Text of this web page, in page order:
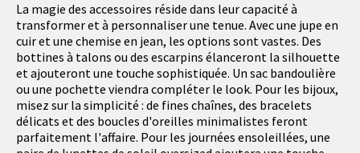
La magie des accessoires réside dans leur capacité à
transformer et à personnaliser une tenue. Avec une jupe en
cuir et une chemise en jean, les options sont vastes. Des
bottines à talons ou des escarpins élanceront la silhouette
et ajouteront une touche sophistiquée. Un sac bandoulière
ou une pochette viendra compléter le look. Pour les bijoux,
misez sur la simplicité : de fines chaînes, des bracelets
délicats et des boucles d'oreilles minimalistes feront
parfaitement l'affaire. Pour les journées ensoleillées, une